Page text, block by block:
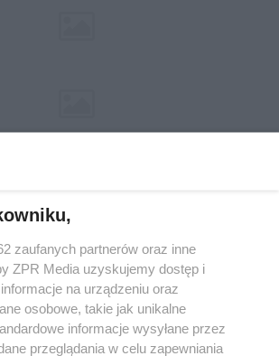
w serwisie nie może być powielany i
dalej rozpowszechniany w jakikolwiek sposób (w
lub mechaniczny) na jakimkolwiek polu
formie, włącznie z umieszczaniem w
zgody właściciela praw. Jakiekolwiek użycie lub
w całości lub w części z naruszeniem prawa,
jest zabronione pod groźbą kary i może być
zaufanych partnerów oraz inne
ZPR Media uzyskujemy dostęp i
na urządzeniu oraz
osobowe, takie jak unikalne
informacje wysyłane przez
przeglądania w celu zapewniania